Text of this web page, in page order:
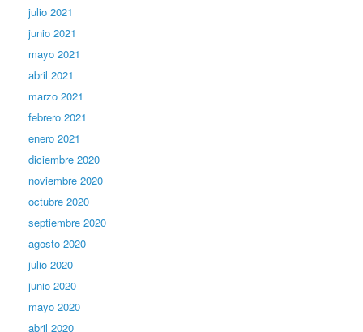
julio 2021
junio 2021
mayo 2021
abril 2021
marzo 2021
febrero 2021
enero 2021
diciembre 2020
noviembre 2020
octubre 2020
septiembre 2020
agosto 2020
julio 2020
junio 2020
mayo 2020
abril 2020